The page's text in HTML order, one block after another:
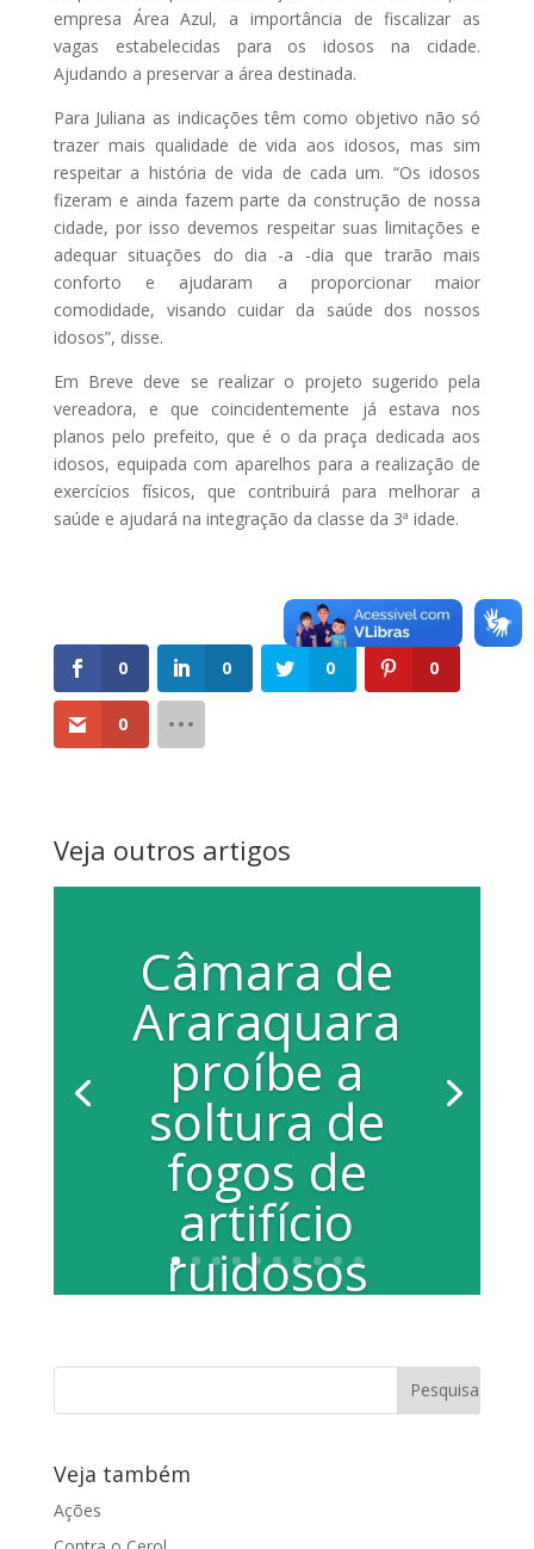
empresa Área Azul, a importância de fiscalizar as
vagas estabelecidas para os idosos na cidade.
Ajudando a preservar a área destinada.
Para Juliana as indicações têm como objetivo não só
trazer mais qualidade de vida aos idosos, mas sim
respeitar a história de vida de cada um. “Os idosos
fizeram e ainda fazem parte da construção de nossa
cidade, por isso devemos respeitar suas limitações e
adequar situações do dia -a -dia que trarão mais
conforto e ajudaram a proporcionar maior
comodidade, visando cuidar da saúde dos nossos
idosos”, disse.
Em Breve deve se realizar o projeto sugerido pela
vereadora, e que coincidentemente já estava nos
planos pelo prefeito, que é o da praça dedicada aos
idosos, equipada com aparelhos para a realização de
exercícios físicos, que contribuirá para melhorar a
saúde e ajudará na integração da classe da 3ª idade.
0 0 0 0
0
Veja outros artigos
Câmara de
Araraquara
proíbe a
soltura de
fogos de
artifício
ruidosos
Veja também
Ações